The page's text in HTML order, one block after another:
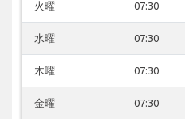
火曜 07:30
水曜 07:30
木曜 07:30
金曜 07:30